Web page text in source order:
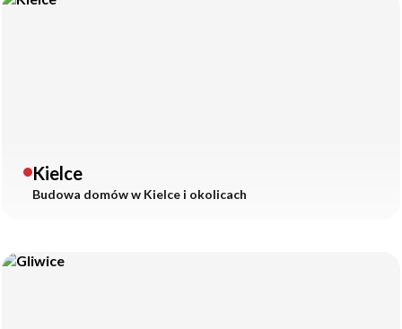
Kielce
Budowa domów w Kielce i okolicach